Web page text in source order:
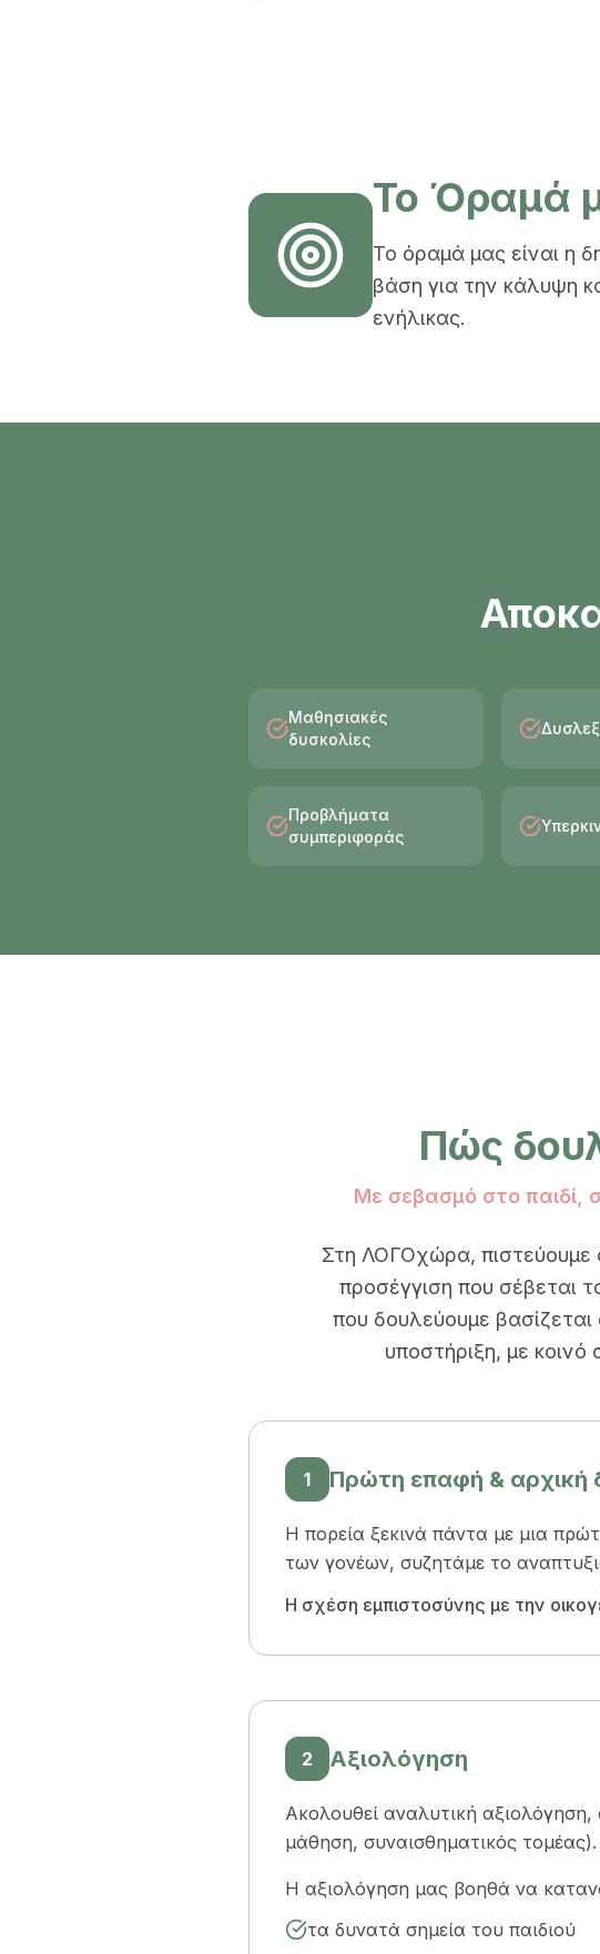
Το Όραμά
Το όραμά μας είναι η
βάση για την κάλυψη
ενήλικας.
Μαθησιακές
δυσκολίες
Προβλήματα
συμπεριφοράς
Πώς
Με σεβασμό στο παιδί,
Στη ΛΟΓΟχώρα, πιστεύουμε
προσέγγιση που σέβεται
που δουλεύουμε βασίζεται
υποστήριξη, με κοινό
1 Πρώτη επαφή & αρχική
Η πορεία ξεκινά πάντα με μια
των γονέων, συζητάμε το
Η σχέση εμπιστοσύνης με την
2 Αξιολόγηση
Ακολουθεί αναλυτική αξιολόγηση,
μάθηση, συναισθηματικός τομέας).
Η αξιολόγηση μας βοηθά να
τα δυνατά σημεία του παιδιού